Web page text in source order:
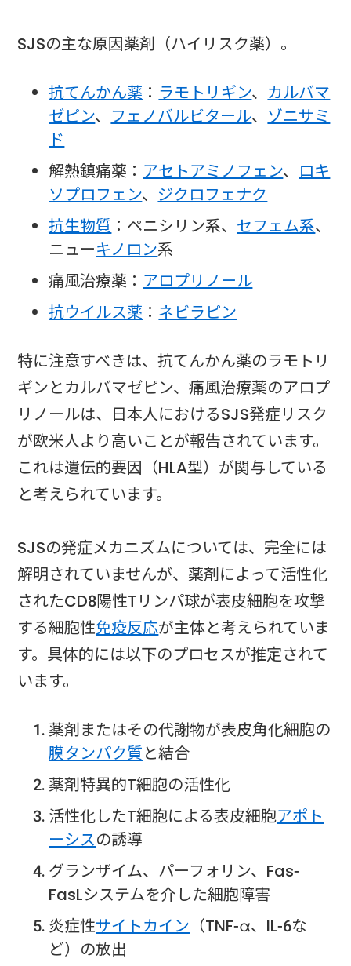
SJSの主な原因薬剤（ハイリスク薬）。
抗てんかん薬 ： ラモトリギン、 カルバマ
ゼピン、 フェノバルビタール、 ゾニサミ
ド
解熱鎮痛薬： アセトアミノフェン、 ロキ
ソプロフェン、 ジクロフェナク
抗生物質 ：ペニシリン系、 セフェム系、
ニューキノロン系
痛風治療薬： アロプリノール
抗ウイルス薬 ： ネビラピン
特に注意すべきは、抗てんかん薬のラモトリ
ギンとカルバマゼピン、痛風治療薬のアロプ
リノールは、日本人におけるSJS発症リスク
が欧米人より高いことが報告されています。
これは遺伝的要因（HLA型）が関与している
と考えられています。
SJSの発症メカニズムについては、完全には
解明されていませんが、薬剤によって活性化
されたCD8陽性Tリンパ球が表皮細胞を攻撃
する細胞性免疫反応が主体と考えられていま
す。具体的には以下のプロセスが推定されて
います。
薬剤またはその代謝物が表皮角化細胞の
膜タンパク質と結合
薬剤特異的T細胞の活性化
活性化したT細胞による表皮細胞アポト
ーシスの誘導
グランザイム、パーフォリン、Fas-
FasLシステムを介した細胞障害
炎症性サイトカイン （TNF-α、IL-6な
ど）の放出